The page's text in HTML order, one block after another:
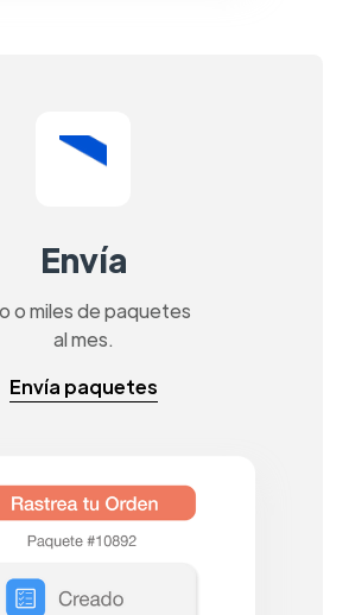
Envía
o miles de paquetes
al mes.
Envía paquetes